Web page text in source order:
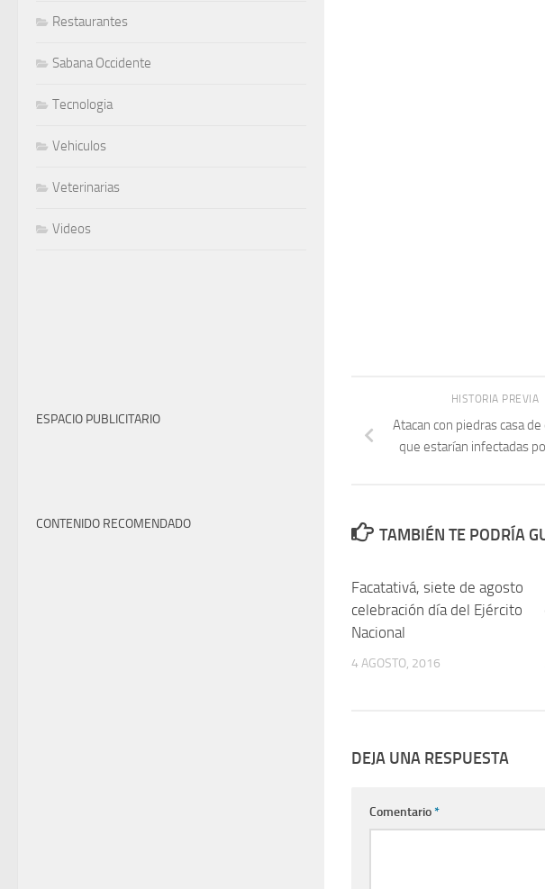
HISTORIA PREVIA
Atacan con piedras casa de
que estarían infectadas
TAMBIÉN TE PODRÍA
Facatativá, siete de agosto
celebración día del Ejército
Nacional
4 AGOSTO, 2016
DEJA UNA RESPUESTA
Comentario*
Restaurantes
Sabana Occidente
Tecnologia
Vehiculos
Veterinarias
Videos
ESPACIO PUBLICITARIO
CONTENIDO RECOMENDADO